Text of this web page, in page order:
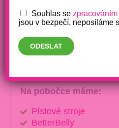
Prázdninová otevírací
pá 7-18, so 8-13, ne
Otevírací doba:
13, ne 15-20
Na pobočce máme:
Pístové stroje
BetterBelly
Souhlas se
jsou v bezpečí, neposíláme
ODESLAT